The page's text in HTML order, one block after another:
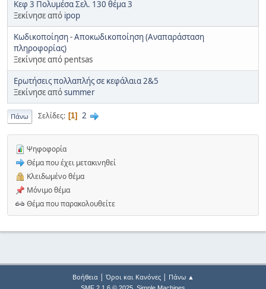
Κεφ 3 Πολυμέσα Σελ. 130 θέμα 3
Ξεκίνησε από ipop
Κωδικοποίηση - Αποκωδικοποίηση (Αναπαράσταση
πληροφορίας)
Ξεκίνησε από pentsas
Ερωτήσεις πολλαπλής σε κεφάλαια 2&5
Ξεκίνησε απόsummer
Πάνω Σελίδες 1 2
Ψηφοφορία
Θέμα που έχει μετακινηθεί
Κλειδωμένο θέμα
Μόνιμο θέμα
Θέμα που παρακολουθείτε
Βοήθεια| Όροι και Κανόνες| Πάνω ▲